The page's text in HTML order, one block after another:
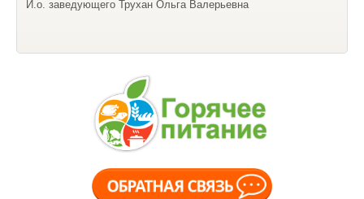
И.о. заведующего Трухан Ольга Валерьевна